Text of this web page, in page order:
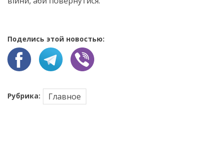
Поделись этой новостью:
Рубрика: Главное